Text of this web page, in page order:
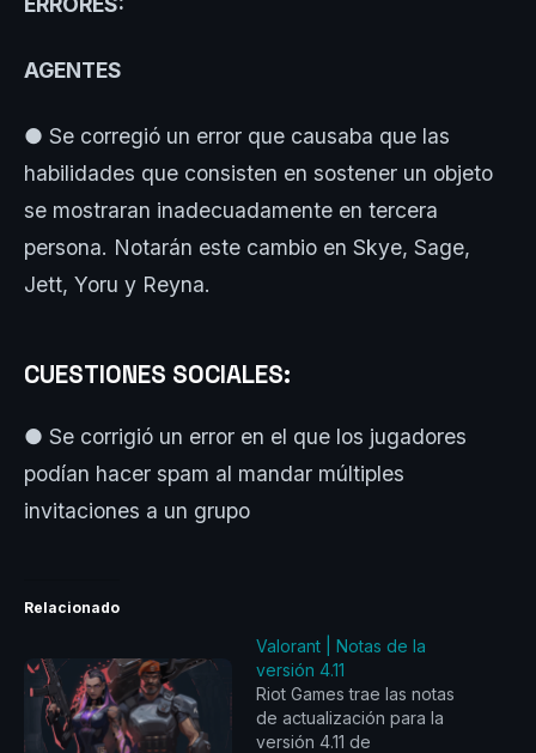
AGENTES
● Se corregió un error que causaba que las
habilidades que consisten en sostener un objeto
se mostraran inadecuadamente en tercera
persona. Notarán este cambio en Skye, Sage,
Jett, Yoru y Reyna.
CUESTIONES SOCIALES:
● Se corrigió un error en el que los jugadores
podían hacer spam al mandar múltiples
invitaciones a un grupo
Relacionado
Valorant | Notas de la
versión 4.11
Riot Games trae las notas
de actualización para la
versión 4.11 de